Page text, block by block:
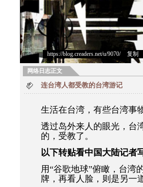
https://blog.creaders.net/u/9070/> 复制
网络日志正文
连台湾人都受教的台湾游记
生活在台湾，有些台湾事
透过岛外来人的眼光，台
的，受教了。
以下转贴看中国大陆记者
用“谷歌地球”俯瞰，台湾
牌，再看人脸，则是另一